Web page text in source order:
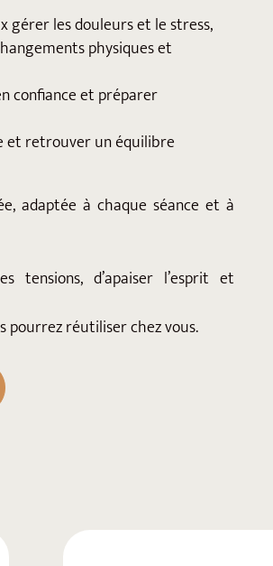
gérer les douleurs et le stress,
physiques et
confiance et préparer
et retrouver un équilibre
adaptée à chaque séance et à
tensions, d’apaiser l’esprit et
pourrez réutiliser chez vous.